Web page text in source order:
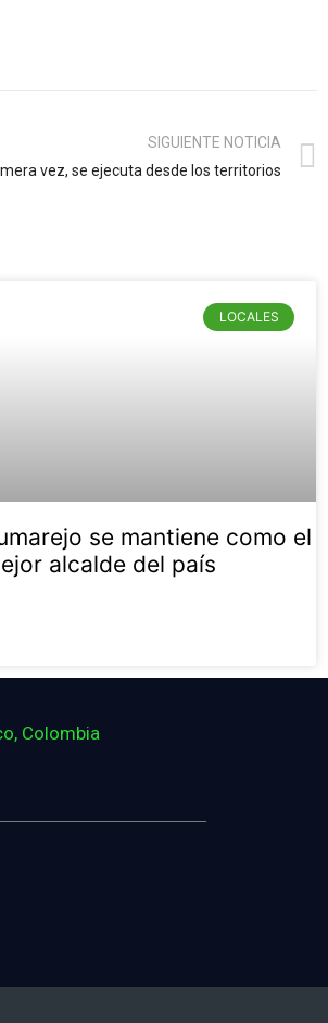
SIGUIENTE NOTICIA
vez, se ejecuta desde los territorios
LOCALES
se mantiene como el
alcalde del país
Colombia